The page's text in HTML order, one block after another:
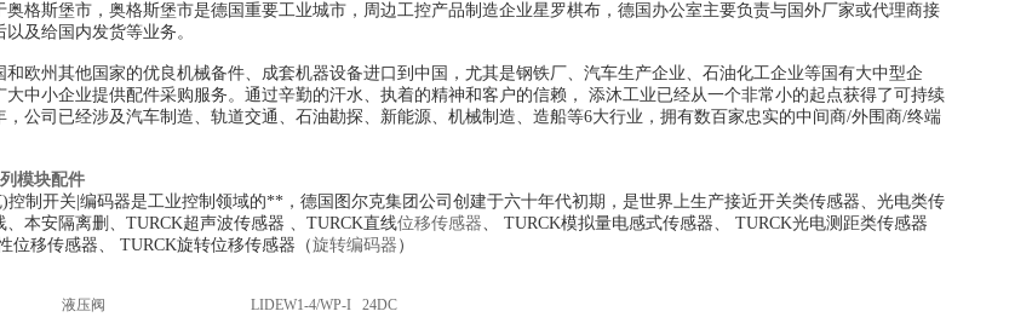
奥格斯堡市，奥格斯堡市是德国重要工业城市，周边工控产品制造企业星罗棋布，德国办公室主要负责与国外厂家或代理商接
及给国内发货等业务。
和欧州其他国家的优良机械备件、成套机器设备进口到中国，尤其是钢铁厂、汽车生产企业、石油化工企业等国有大中型企
大中小企业提供配件采购服务。通过辛勤的汗水、执着的精神和客户的信赖， 添沐工业已经从一个非常小的起点获得了可持续
，公司已经涉及汽车制造、轨道交通、石油勘探、新能源、机械制造、造船等6大行业，拥有数百家忠实的中间商/外围商/终端
模块配件
控制开关|编码器是工业控制领域的**，德国图尔克集团公司创建于六十年代初期，是世界上生产接近开关类传感器、光电类传
、本安隔离删、TURCK超声波传感器 、TURCK直线位移传感器、 TURCK模拟量电感式传感器、 TURCK光电测距类传感器
位移传感器、 TURCK旋转位移传感器（旋转编码器 ）
液压阀
LIDEW1-4/WP-I 24DC